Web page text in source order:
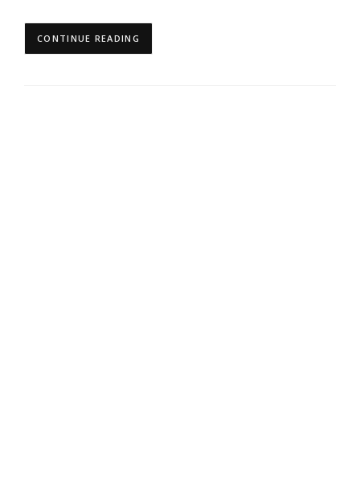
CONTINUE READING